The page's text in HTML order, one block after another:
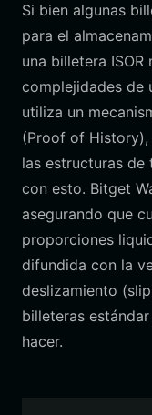
Si bien algunas
para el
una billetera
complejidades de
utiliza un
(Proof of
las estructuras de
con esto. Bitget
asegurando que
proporciones
difundida con la
deslizamiento
billeteras
hacer.